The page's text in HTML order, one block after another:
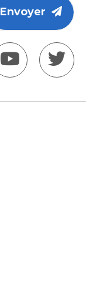
Envoyer